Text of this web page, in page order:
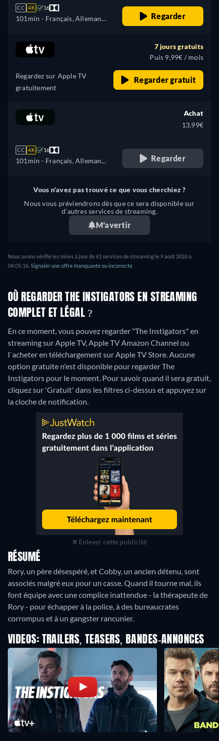
CC 4K 16
101min - Français, Allemand,
Japonais, Portugais, Turc
Regarder
Regardez sur Apple TV
gratuitement
7 jours gratuits
Puis 9,99€ / mois
Regarder gratuit
CC 4K 16
101min - Français, Allemand,
Achat
13,99€
Regarder
Vous n'avez pas trouvé ce que vous cherchiez ?
Nous vous préviendrons dès que ce sera disponible sur
d'autres services de streaming.
M'avertir
Nous avons vérifié les mises à jour de 61 services de streaming le 9 août 2026 à
04:05:16. Signaler une offre manquante ou incorrecte
OÙ REGARDER THE INSTIGATORS EN STREAMING
COMPLET ET LÉGAL ?
En ce moment, vous pouvez regarder "The Instigators" en
streaming sur Apple TV, Apple TV Amazon Channel ou
l`acheter en téléchargement sur Apple TV Store.Aucune
option gratuite n'est disponible pour regarder The
Instigators pour le moment. Pour savoir quand il sera gratuit,
cliquez sur 'Gratuit' dans les filtres ci-dessus et appuyez sur
la cloche de notification.
Enlever cette publicité
RÉSUMÉ
Rory, un père désespéré, et Cobby, un ancien détenu, sont
associés malgré eux pour un casse. Quand il tourne mal, ils
font équipe avec une complice inattendue - la thérapeute de
Rory - pour échapper à la police, à des bureaucrates
corrompus et à un gangster rancunier.
VIDEOS: TRAILERS, TEASERS, BANDES-ANNONCES